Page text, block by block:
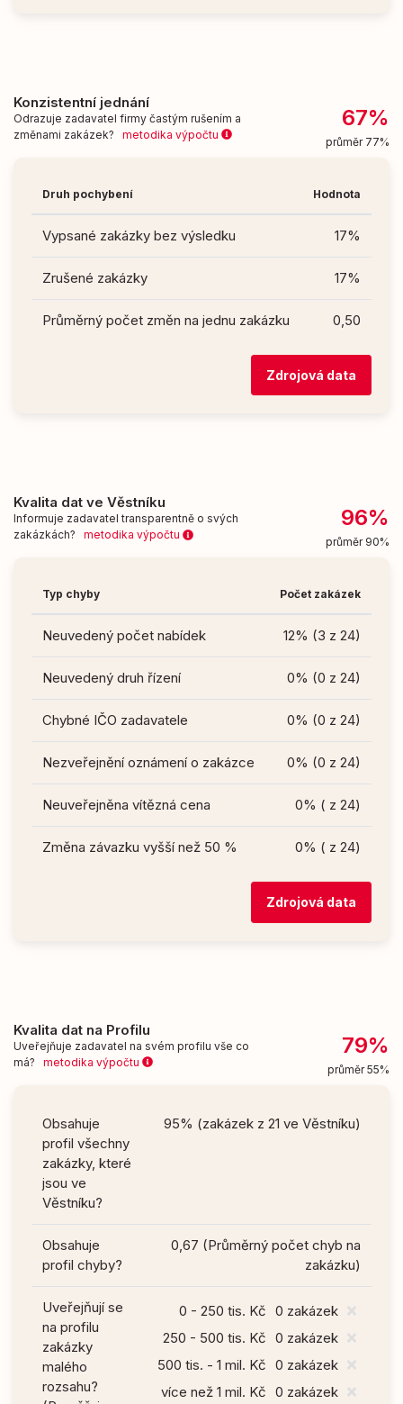
Konzistentní jednání
Odrazuje zadavatel firmy častým rušením a
změnami zakázek? metodika výpočtu
67%
průměr 77%
Druh pochybení Hodnota
Vypsané zakázky bez výsledku 17%
Zrušené zakázky 17%
Průměrný počet změn na jednu zakázku 0,50
Zdrojová data
Kvalita dat ve Věstníku
Informuje zadavatel transparentně o svých
zakázkách? metodika výpočtu
96%
průměr 90%
Typ chyby Počet zakázek
Neuvedený počet nabídek 12% (3 z 24)
Neuvedený druh řízení 0% (0 z 24)
Chybné IČO zadavatele 0% (0 z 24)
Nezveřejnění oznámení o zakázce 0% (0 z 24)
Neuveřejněna vítězná cena 0% ( z 24)
Změna závazku vyšší než 50 % 0% ( z 24)
Zdrojová data
Kvalita dat na Profilu
Uveřejňuje zadavatel na svém profilu vše co
má? metodika výpočtu
79%
průměr 55%
Obsahuje
profil všechny
zakázky, které
jsou ve
Věstníku?
95% (zakázek z 21 ve Věstníku)
Obsahuje
profil chyby?
0,67 (Průměrný počet chyb na
zakázku)
Uveřejňují se
na profilu
zakázky
malého
rozsahu?
0 - 250 tis. Kč 0 zakázek
250 - 500 tis. Kč 0 zakázek
500 tis. - 1 mil. Kč 0 zakázek
více než 1 mil. Kč 0 zakázek